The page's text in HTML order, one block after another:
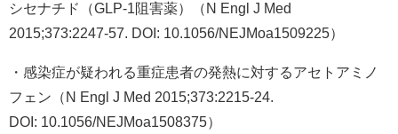
シセナチド（GLP-1阻害薬）（N Engl J Med
2015;373:2247-57. DOI: 10.1056/NEJMoa1509225）
・感染症が疑われる重症患者の発熱に対するアセトアミノ
フェン（N Engl J Med 2015;373:2215-24.
DOI: 10.1056/NEJMoa1508375）